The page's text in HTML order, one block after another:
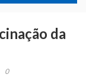
da
0